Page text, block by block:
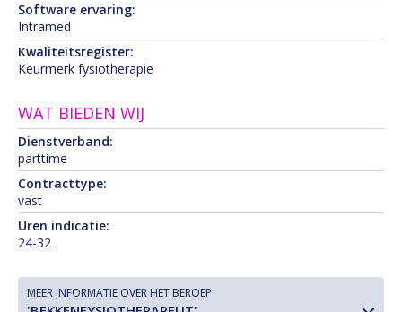
Software ervaring:
Intramed
Kwaliteitsregister:
Keurmerk fysiotherapie
WAT BIEDEN WIJ
Dienstverband:
parttime
Contracttype:
vast
Uren indicatie:
24-32
MEER INFORMATIE OVER HET BEROEP